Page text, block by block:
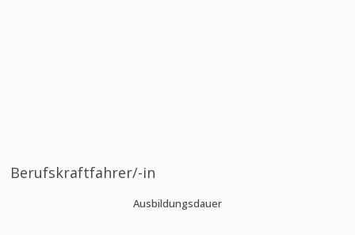
Berufskraftfahrer/-in
Ausbildungsdauer